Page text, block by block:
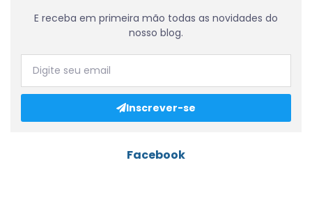
E receba em primeira mão todas as novidades do
nosso blog.
Inscrever-se
Facebook